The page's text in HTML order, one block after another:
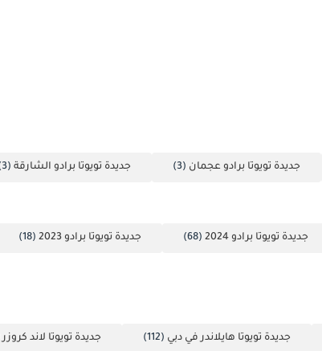
جديدة تويوتا برادو عجمان (3) جديدة تويوتا برادو الشارقة (3)
جديدة تويوتا برادو 2024 (68) جديدة تويوتا برادو 2023 (18)
جديدة تويوتا هايلاندر في دبي (112) جديدة تويوتا لاند كروزر 70 في دبي